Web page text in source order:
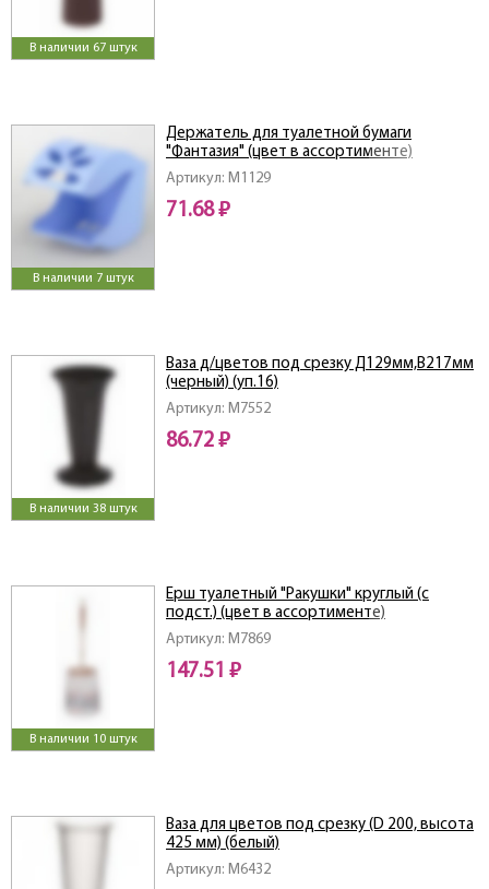
В наличии 67 штук
В наличии 7 штук
Артикул: M1129
Держатель для туалетной бумаги
"Фантазия" (цвет в ассортименте)
71.68 ₽
В наличии 38 штук
Артикул: M7552
Ваза д/цветов под срезку Д129мм,В217мм
(черный) (уп.16)
86.72 ₽
В наличии 10 штук
Артикул: M7869
Ерш туалетный "Ракушки" круглый (с
подст.) (цвет в ассортименте)
147.51 ₽
Артикул: M6432
Ваза для цветов под срезку (D 200, высота
425 мм) (белый)